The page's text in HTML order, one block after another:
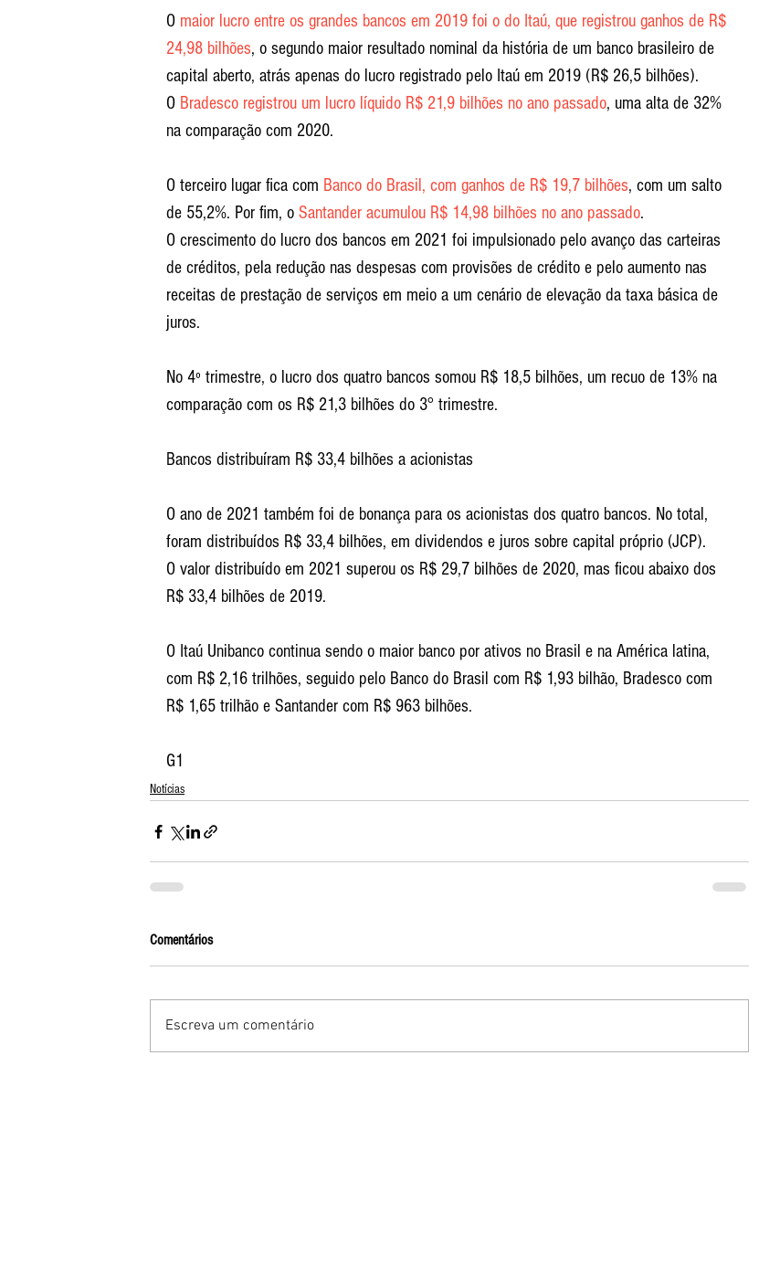
O maior lucro entre os grandes bancos em 2019 foi o do Itaú, que registrou ganhos de R$
24,98 bilhões, o segundo maior resultado nominal da história de um banco brasileiro de
capital aberto, atrás apenas do lucro registrado pelo Itaú em 2019 (R$ 26,5 bilhões).
O Bradesco registrou um lucro líquido R$ 21,9 bilhões no ano passado, uma alta de 32%
na comparação com 2020.
O terceiro lugar fica com Banco do Brasil, com ganhos de R$ 19,7 bilhões, com um salto
de 55,2%. Por fim, o Santander acumulou R$ 14,98 bilhões no ano passado.
O crescimento do lucro dos bancos em 2021 foi impulsionado pelo avanço das carteiras
de créditos, pela redução nas despesas com provisões de crédito e pelo aumento nas
receitas de prestação de serviços em meio a um cenário de elevação da taxa básica de
juros.
No 4º trimestre, o lucro dos quatro bancos somou R$ 18,5 bilhões, um recuo de 13% na
comparação com os R$ 21,3 bilhões do 3° trimestre.
Bancos distribuíram R$ 33,4 bilhões a acionistas
O ano de 2021 também foi de bonança para os acionistas dos quatro bancos. No total,
foram distribuídos R$ 33,4 bilhões, em dividendos e juros sobre capital próprio (JCP).
O valor distribuído em 2021 superou os R$ 29,7 bilhões de 2020, mas ficou abaixo dos
R$ 33,4 bilhões de 2019.
O Itaú Unibanco continua sendo o maior banco por ativos no Brasil e na América latina,
com R$ 2,16 trilhões, seguido pelo Banco do Brasil com R$ 1,93 bilhão, Bradesco com
R$ 1,65 trilhão e Santander com R$ 963 bilhões.
G1
Notícias
Comentários
Escreva um comentário